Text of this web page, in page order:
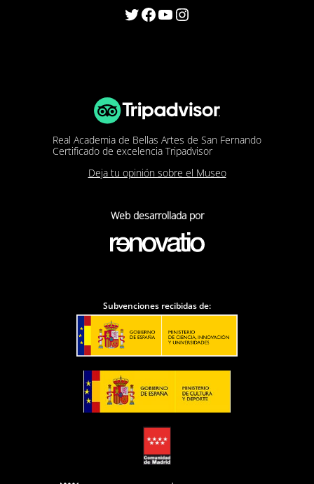
Twitter Facebook YouTube Instagram
Real Academia de Bellas Artes de San Fernando
Certificado de excelencia Tripadvisor
Deja tu opinión sobre el Museo
Web desarrollada por
Subvenciones recibidas de: